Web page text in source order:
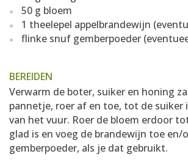
50 g bloem
1 theelepel appelbrandewijn
flinke snuf gemberpoeder
BEREIDEN
Verwarm de boter, suiker en honing
pannetje, roer af en toe, tot de suiker
van het vuur. Roer de bloem erdoor
glad is en voeg de brandewijn toe en/
gemberpoeder, als je dat gebruikt.